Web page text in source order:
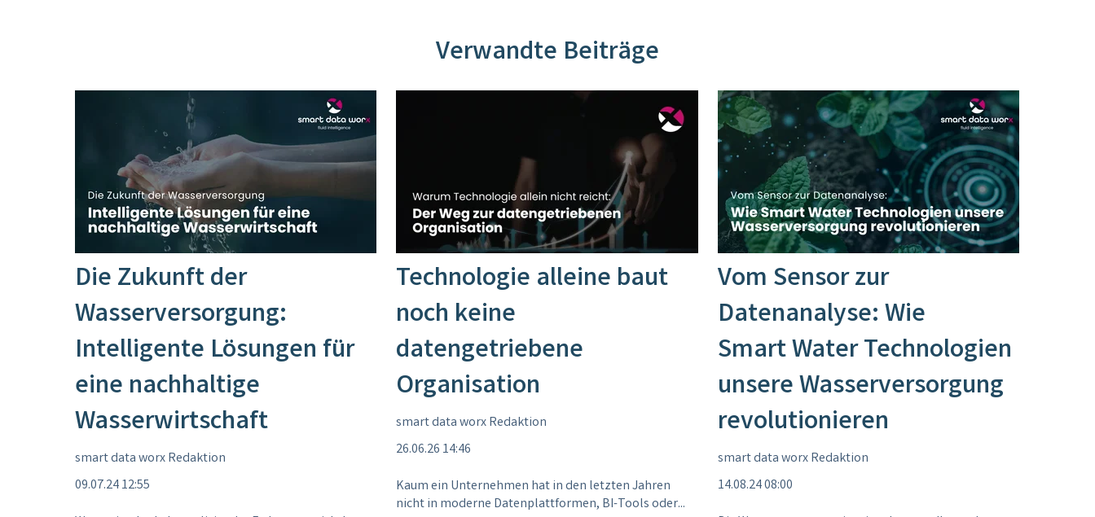
Verwandte Beiträge
Die Zukunft der
Wasserversorgung:
Intelligente Lösungen für
eine nachhaltige
Wasserwirtschaft
smart data worx Redaktion
09.07.24 12:55
Technologie alleine baut
noch keine
datengetriebene
Organisation
smart data worx Redaktion
26.06.26 14:46
Kaum ein Unternehmen hat in den letzten Jahren
nicht in moderne Datenplattformen, BI-Tools oder...
Vom Sensor zur
Datenanalyse: Wie
Smart Water Technologien
unsere Wasserversorgung
revolutionieren
smart data worx Redaktion
14.08.24 08:00